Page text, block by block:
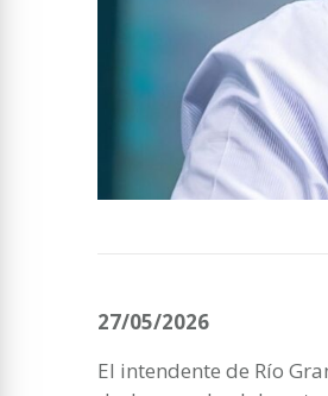
27/05/2026
El intendente de Río